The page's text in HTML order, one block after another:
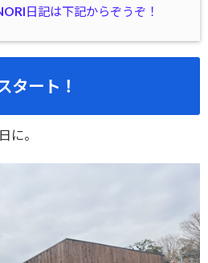
日記は下記からぞうぞ！
ート！
に。